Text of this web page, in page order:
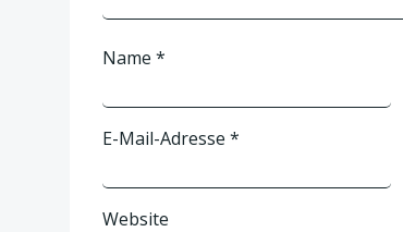
Name *
E-Mail-Adresse *
Website